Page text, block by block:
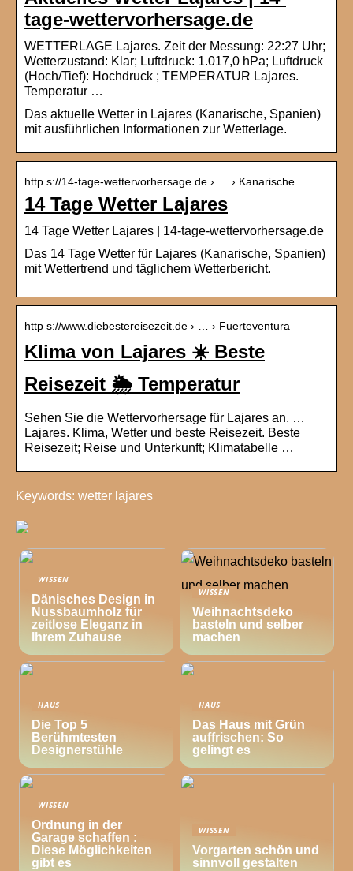
tage-wettervorhersage.de
WETTERLAGE Lajares. Zeit der Messung: 22:27 Uhr;
Wetterzustand: Klar; Luftdruck: 1.017,0 hPa; Luftdruck
(Hoch/Tief): Hochdruck ; TEMPERATUR Lajares.
Temperatur …
Das aktuelle Wetter in Lajares (Kanarische, Spanien)
mit ausführlichen Informationen zur Wetterlage.
http s://14-tage-wettervorhersage.de › … › Kanarische
14 Tage Wetter Lajares
14 Tage Wetter Lajares | 14-tage-wettervorhersage.de
Das 14 Tage Wetter für Lajares (Kanarische, Spanien)
mit Wettertrend und täglichem Wetterbericht.
http s://www.diebestereisezeit.de › … › Fuerteventura
Klima von Lajares ☀️ Beste
Reisezeit 🌦️ Temperatur
Sehen Sie die Wettervorhersage für Lajares an. …
Lajares. Klima, Wetter und beste Reisezeit. Beste
Reisezeit; Reise und Unterkunft; Klimatabelle …
Keywords: wetter lajares
WISSEN
Dänisches Design in
Nussbaumholz für
zeitlose Eleganz in
Ihrem Zuhause
WISSEN
Weihnachtsdeko
basteln und selber
machen
HAUS
Die Top 5
Berühmtesten
Designerstühle
HAUS
Das Haus mit Grün
auffrischen: So
gelingt es
WISSEN
Ordnung in der
Garage schaffen :
Diese Möglichkeiten
gibt es
WISSEN
Vorgarten schön und
sinnvoll gestalten